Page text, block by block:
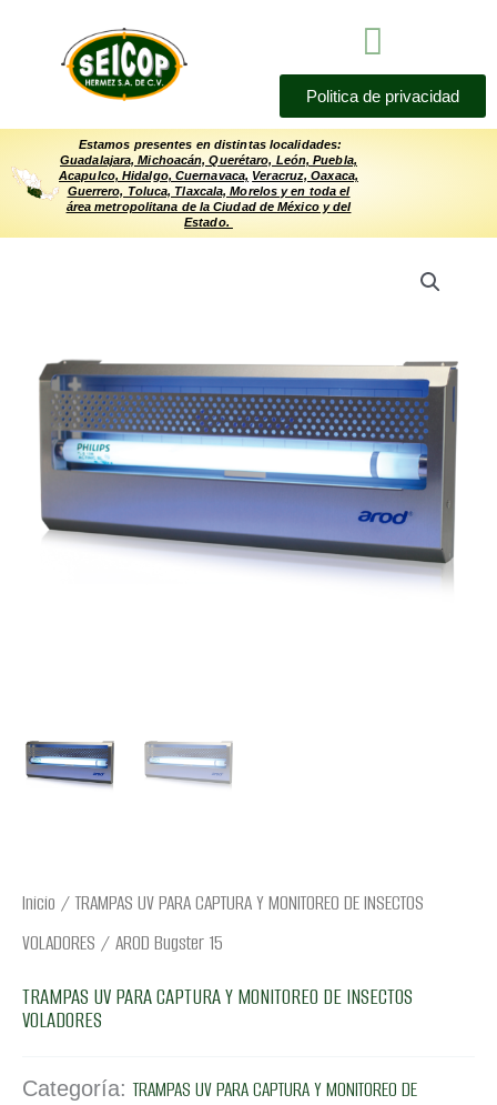
Menú
Politica de privacidad
Estamos presentes en distintas localidades:
Guadalajara, Michoacán, Querétaro, León, Puebla,
Acapulco, Hidalgo, Cuernavaca, Veracruz, Oaxaca,
Guerrero, Toluca, Tlaxcala, Morelos y en toda el
área metropolitana de la Ciudad de México y del
Estado.
Inicio / TRAMPAS UV PARA CAPTURA Y MONITOREO DE INSECTOS
VOLADORES / AROD Bugster 15
TRAMPAS UV PARA CAPTURA Y MONITOREO DE INSECTOS
VOLADORES
Categoría:TRAMPAS UV PARA CAPTURA Y MONITOREO DE